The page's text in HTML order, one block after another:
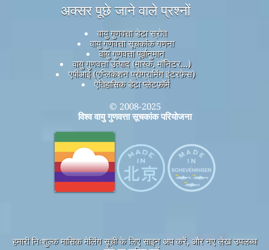
अक्सर पूछे जाने वाले प्रश्नों
वायु गुणवत्ता डेटा स्रोत
वायु गुणवत्ता सूचकांक गणना
वायु गुणवत्ता पूर्वानुमान
वायु गुणवत्ता उत्पाद (मास्क, मॉनिटर...)
एपीआई (एप्लिकेशन प्रोग्रामिंग इंटरफ़ेस)
ऐतिहासिक डेटा प्लेटफ़ॉर्म
© 2008-2025
विश्व वायु गुणवत्ता सूचकांक परियोजना
हमारी निःशुल्क मासिक मेलिंग सूची के लिए साइन अप करें, और नए लेख उपलब्ध